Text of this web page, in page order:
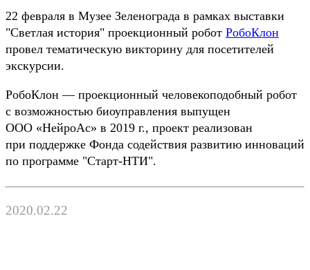
22 февраля в Музее Зеленограда в рамках выставки
"Светлая история" проекционный робот РобоКлон
провел тематическую викторину для посетителей
экскурсии.
РобоКлон — проекционный человекоподобный робот
с возможностью биоуправления выпущен
ООО «НейроАс» в 2019 г., проект реализован
при поддержке Фонда содействия развитию инноваций
по программе "Старт-НТИ".
2020.02.22